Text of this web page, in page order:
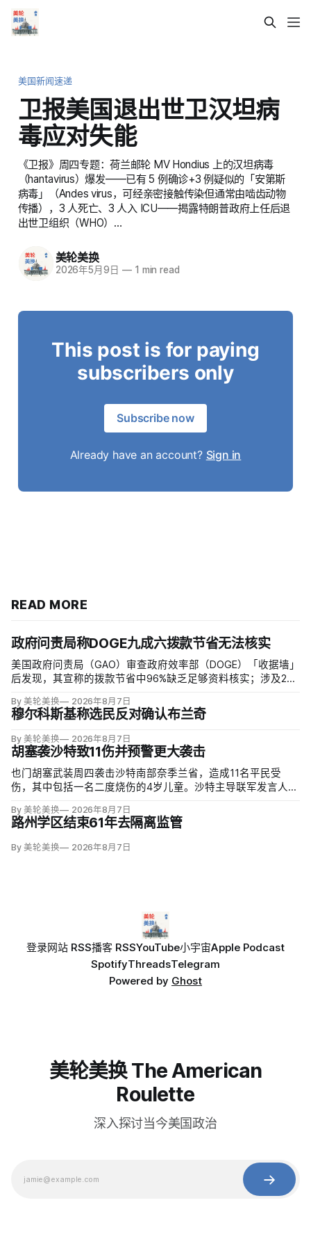
美国新闻速递
卫报美国退出世卫汉坦病
毒应对失能
《卫报》周四专题：荷兰邮轮 MV Hondius 上的汉坦病毒
（hantavirus）爆发——已有 5 例确诊+3 例疑似的「安第斯
病毒」（Andes virus，可经亲密接触传染但通常由啮齿动物
传播），3 人死亡、3 人入 ICU——揭露特朗普政府上任后退
出世卫组织（WHO）…
美轮美换
2026年5月9日 —1 min read
This post is for paying
subscribers only
Subscribe now
Already have an account? Sign in
READ MORE
政府问责局称DOGE九成六拨款节省无法核实
美国政府问责局（GAO）审查政府效率部（DOGE）「收据墙」
后发现，其宣称的拨款节省中96%缺乏足够资料核实；涉及274
三分之二无法验证或不符合其公开方法，264份拟终止租约中
108份早已进入终止流程。
By 美轮美换 2026年8月7日
穆尔科斯基称选民反对确认布兰奇
By 美轮美换 2026年8月7日
胡塞袭沙特致11伤并预警更大袭击
也门胡塞武装周四袭击沙特南部奈季兰省，造成11名平民受
伤，其中包括一名二度烧伤的4岁儿童。沙特主导联军发言人图
区；
By 美轮美换 2026年8月7日
路州学区结束61年去隔离监管
By 美轮美换 2026年8月7日
登录网站 RSS播客 RSSYouTube小宇宙Apple Podcast
SpotifyThreadsTelegram
Powered by Ghost
美轮美换 The American
Roulette
深入探讨当今美国政治